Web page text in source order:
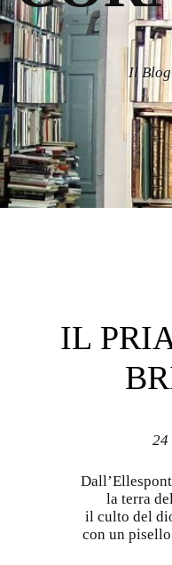
Il
IL
24
la terra
il culto del
con un